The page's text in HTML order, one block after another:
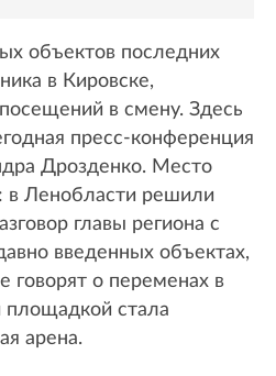
объектов последних
в Кировске,
в смену. Здесь
пресс-конференция
Дрозденко. Место
в Ленобласти решили
главы региона с
введенных объектах,
говорят о переменах в
площадкой стала
арена.